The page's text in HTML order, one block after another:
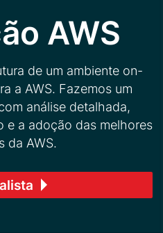
AWS
de um ambiente on-
a AWS. Fazemos um
análise detalhada,
e a adoção das melhores
da AWS.